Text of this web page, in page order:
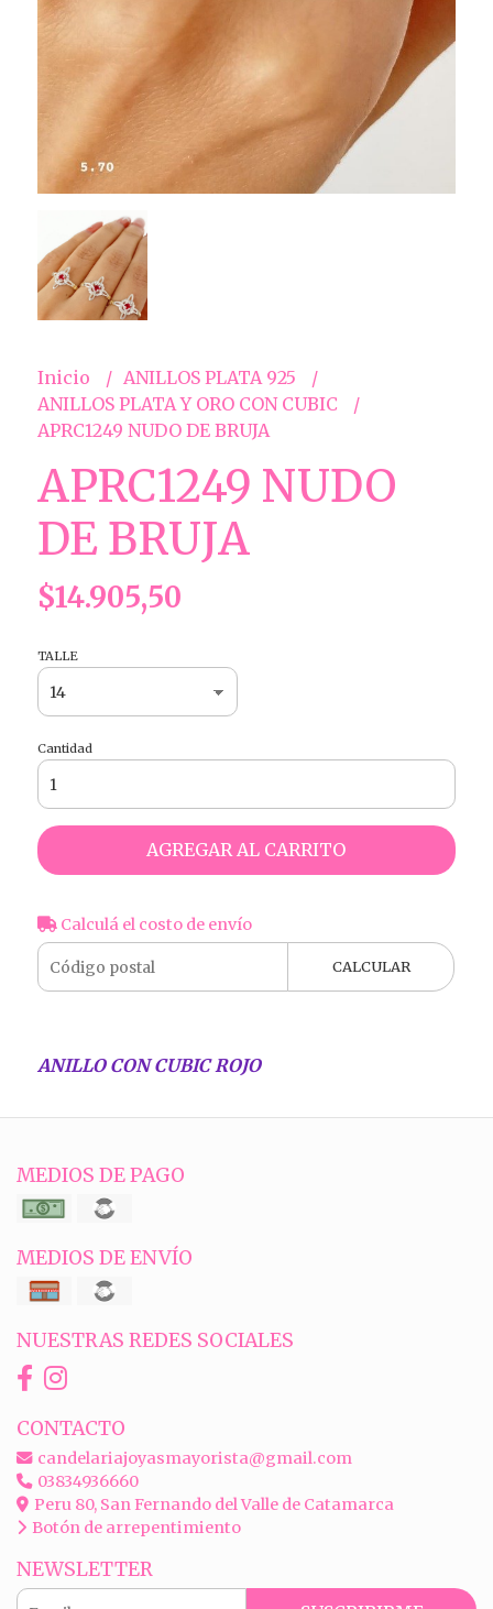
Inicio
ANILLOS PLATA 925
ANILLOS PLATA Y ORO CON CUBIC
APRC1249 NUDO DE BRUJA
APRC1249 NUDO
DE BRUJA
$14.905,50
TALLE
Cantidad
AGREGAR AL CARRITO
Calculá el costo de envío
CALCULAR
ANILLO CON CUBIC ROJO
MEDIOS DE PAGO
MEDIOS DE ENVÍO
NUESTRAS REDES SOCIALES
CONTACTO
candelariajoyasmayorista@gmail.com
03834936660
Peru 80, San Fernando del Valle de Catamarca
Botón de arrepentimiento
NEWSLETTER